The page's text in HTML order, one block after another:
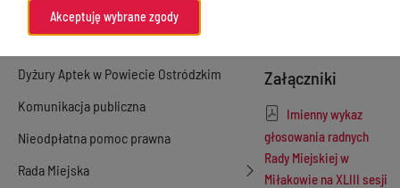
Petycje
Nabór
Dyżury Aptek w Powiecie Ostródzkim
Komunikacja publiczna
Nieodpłatna pomoc prawna
Rada Miejska
Załączniki
Imienny wykaz
głosowania radnych
Rady Miejskiej w
Miłakowie na XLIII sesji
Akceptuję wybrane zgody